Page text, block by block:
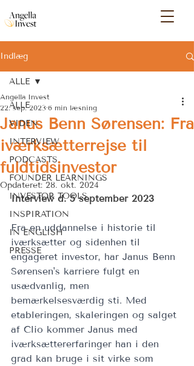
Indlæg
ALLE
VIDEN
INTERVIEW
PODCASTS
FOUNDER LEARNINGS
INVESTOR TOOLS
INSPIRATION
IN ENGLISH
PRESSE
ALLE
Janus Benn Sørensen: Fra
iværksætterrejse til
fuldtidsinvestor
Angella Invest
22. sep. 2023 6 min læsning
Opdateret: 28. okt. 2024
Interview d. 5 september 2023
Fra en uddannelse i historie til
iværksætter og sidenhen til
engageret investor, har Janus Benn
Sørensen's karriere fulgt en
usædvanlig, men
bemærkelsesværdig sti. Med
etableringen, skaleringen og salget
af Clio kommer Janus med
iværksættererfaringer han i den
grad kan bruge i sit virke som